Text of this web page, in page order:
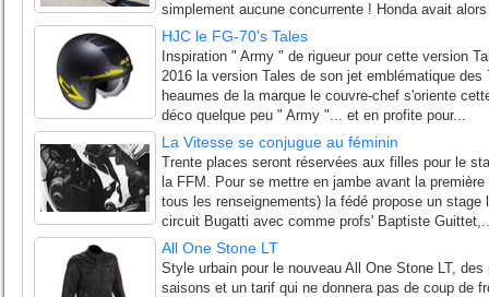
simplement aucune concurrente ! Honda avait
HJC le FG-70's Tales
Inspiration " Army " de rigueur pour cette version
2016 la version Tales de son jet emblématique des
heaumes de la marque le couvre-chef s'oriente
déco quelque peu " Army "... et en profite pour...
La Vitesse se conjugue au féminin
Trente places seront réservées aux filles pour le
la FFM. Pour se mettre en jambe avant la
tous les renseignements) la fédé propose un stage
circuit Bugatti avec comme profs' Baptiste
All One Stone LT
Style urbain pour le nouveau All One Stone LT,
saisons et un tarif qui ne donnera pas de coup de